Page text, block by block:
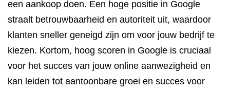
een aankoop doen. Een hoge positie in Google
straalt betrouwbaarheid en autoriteit uit, waardoor
klanten sneller geneigd zijn om voor jouw bedrijf te
kiezen. Kortom, hoog scoren in Google is cruciaal
voor het succes van jouw online aanwezigheid en
kan leiden tot aantoonbare groei en succes voor